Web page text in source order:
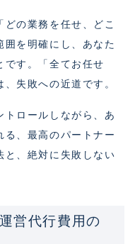
の業務を任せ、どこ
囲を明確にし、あなた
です。「全てお任せ
失敗への近道です。
トロールしながら、あ
る、最高のパートナー
と、絶対に失敗しない
営代行費用の